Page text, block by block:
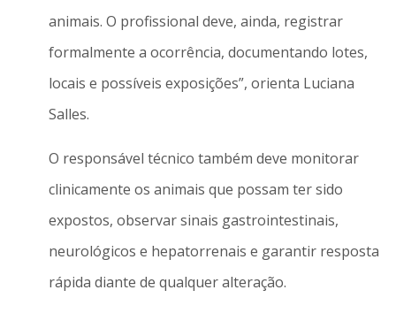
animais. O profissional deve, ainda, registrar
formalmente a ocorrência, documentando lotes,
locais e possíveis exposições”, orienta Luciana
Salles.
O responsável técnico também deve monitorar
clinicamente os animais que possam ter sido
expostos, observar sinais gastrointestinais,
neurológicos e hepatorrenais e garantir resposta
rápida diante de qualquer alteração.